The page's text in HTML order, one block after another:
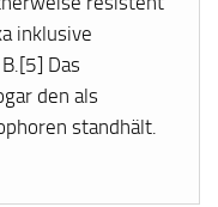
inklusive
Das
den als
standhält.